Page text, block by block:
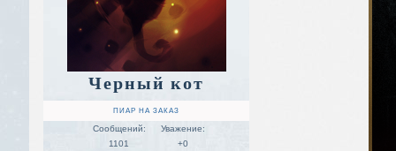
Черный кот
ПИАР НА ЗАКАЗ
Сообщений:
1101
Уважение:
+0